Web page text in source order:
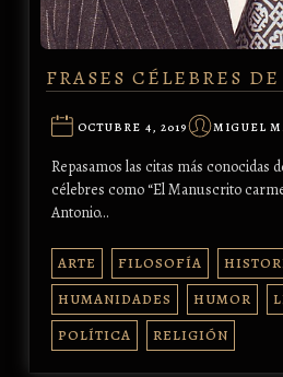
FRASES CÉLEBRES
OCTUBRE 4, 2019 MIGUEL
Repasamos las citas más conocidas
célebres como “El Manuscrito
Antonio…
ARTE FILOSOFÍA
HUMANIDADES
HUMOR
POLÍTICA
RELIGIÓN